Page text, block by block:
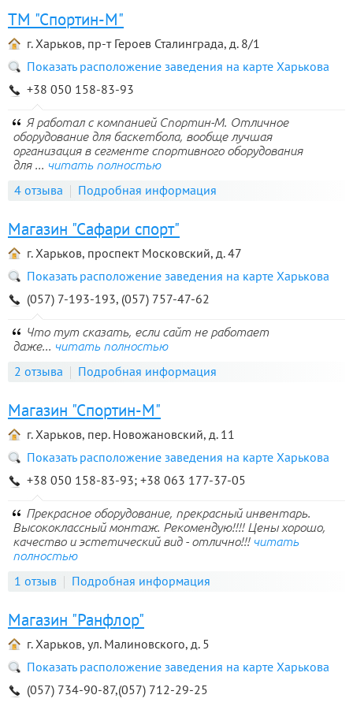
ТМ "Спортин-М"
г. Харьков, пр-т Героев Сталинграда, д. 8/1
Показать расположение заведения на карте Харькова
+38 050 158-83-93
Я работал с компанией Спортин-М. Отличное
оборудование для баскетбола, вообще лучшая
организация в сегменте спортивного оборудования
для ... читать полностью
4 отзыва Подробная информация
Магазин "Сафари спорт"
г. Харьков, проспект Московский, д. 47
Показать расположение заведения на карте Харькова
(057) 7-193-193, (057) 757-47-62
Что тут сказать, если сайт не работает
даже... читать полностью
2 отзыва Подробная информация
Магазин "Спортин-М"
г. Харьков, пер. Новожановский, д. 11
Показать расположение заведения на карте Харькова
+38 050 158-83-93; +38 063 177-37-05
Прекрасное оборудование, прекрасный инвентарь.
Высококлассный монтаж. Рекомендую!!!! Цены хорошо,
качество и эстетический вид - отлично!!! читать
полностью
1 отзыв Подробная информация
Магазин "Ранфлор"
г. Харьков, ул. Малиновского, д. 5
Показать расположение заведения на карте Харькова
(057) 734-90-87,(057) 712-29-25